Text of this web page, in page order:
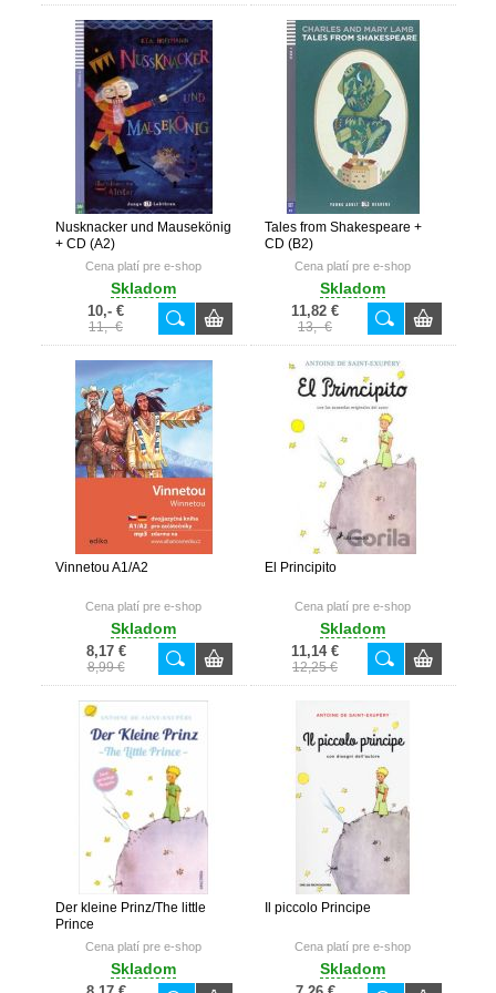
Nusknacker und Mausekönig
+ CD (A2)
Cena platí pre e-shop
Skladom
10,- €
11,- €
Tales from Shakespeare +
CD (B2)
Cena platí pre e-shop
Skladom
11,82 €
13,- €
Vinnetou A1/A2
Cena platí pre e-shop
Skladom
8,17 €
8,99 €
El Principito
Cena platí pre e-shop
Skladom
11,14 €
12,25 €
Der kleine Prinz/The little
Prince
Cena platí pre e-shop
Skladom
Il piccolo Principe
Cena platí pre e-shop
Skladom